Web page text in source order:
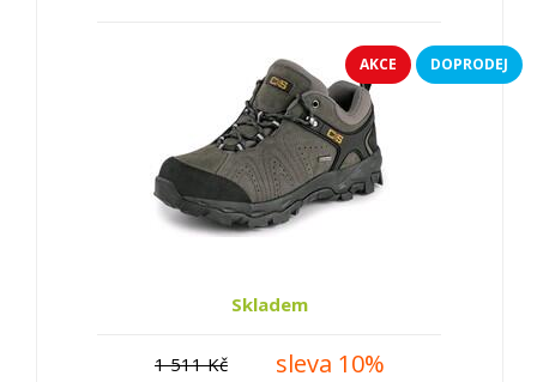
AKCE DOPRODEJ
Skladem
1 511 Kč sleva 10%